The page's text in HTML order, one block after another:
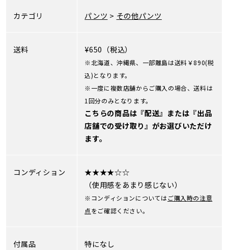
カテゴリ パンツ > その他パンツ
送料 ¥650（税込）
※北海道、沖縄県、一部離島は送料￥890(税
込)となります。
※一度に複数店舗からご購入の場合、送料は
1回分のみとなります。
こちらの商品は『配送』または『出品
店舗での受け取り』がお選びいただけ
ます。
コンディション
★★★★☆☆
（使用感をあまり感じない）
※コンディションについてはご購入時の注意
点をご確認ください。
付属品 特になし